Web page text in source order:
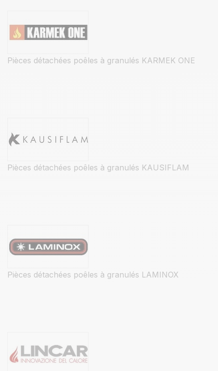
Pièces détachées poêles à granulés KARMEK ONE
Pièces détachées poêles à granulés KAUSIFLAM
Pièces détachées poêles à granulés LAMINOX